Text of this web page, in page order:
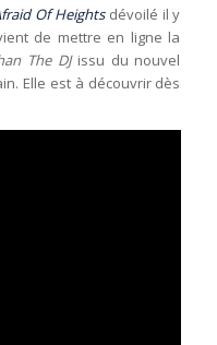
Of Heightsdévoilé il y
de mettre en ligne la
The DJissu du nouvel
Elle est à découvrir dès